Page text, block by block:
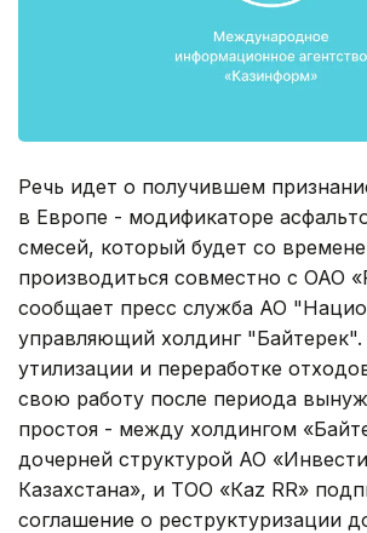
Речь идет о получившем
в Европе - модификаторе
смесей, который будет со
производиться совместно с ОАО
сообщает пресс служба АО
управляющий холдинг
утилизации и переработке
свою работу после периода
простоя - между холдингом
дочерней структурой АО
Казахстана», и ТОО «Каz RR»
соглашение о реструктуризации